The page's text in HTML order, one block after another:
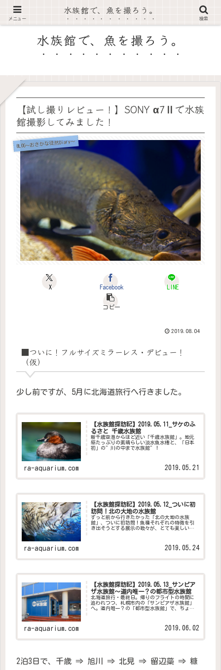
RA's AquaPicture
水族館で、魚を撮ろう。
【試し撮りレビュー！】SONY α7Ⅱで水族
館撮影してみました！
BLOG～おさかな徒然Diary～
X Facebook LINE
コピー
2019.08.04
■ついに！フルサイズミラーレス・デビュー！
（仮）
少し前ですが、5月に北海道旅行へ行きました。
【水族館探訪記】2019.05.11_サケのふ
るさと 千歳水族館
新千歳空港からほど近い「千歳水族館」。地元
感たっぷりの素晴らしい淡水魚水槽と、「日本
初」の”川の中まで水族館”！
ra-aquarium.com 2019.05.21
【水族館探訪記】2019.05.12_ついに初
訪問！北の大地の水族館
ずっと前から行きたかった「北の大地の水族
館」、ついに初訪問！魚種それぞれの特徴を引
き出そうとする展示の数々が、とても楽しい水
ra-aquarium.com 2019.05.24
【水族館探訪記】2019.05.13_サンピア
ザ水族館～道内唯一？の都市型水族館
北海道旅行・最終日。帰りのフライトの時間に
追われつつ、札幌市内の「サンピアザ水族館」
へ。道内唯一？の「都市型水族館」で、ちょっ
ra-aquarium.com 2019.06.02
2泊3日で、千歳 ⇒ 旭川 ⇒ 北見 ⇒ 留辺蘂 ⇒ 糠
メニュー
水族館で、魚を撮ろう。
検索